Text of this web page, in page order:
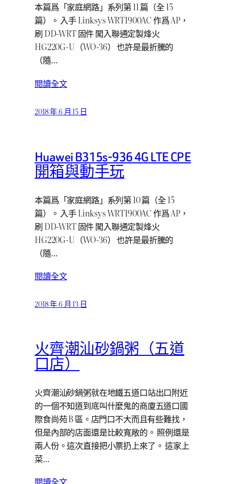
本篇爲「家庭網路」系列第 11 篇（全 15
篇）。 入手 Linksys WRT1900AC 作爲 AP，
刷 DD-WRT 固件 闖入聯通定製烽火
HG220G-U（WO-36） 也許是最折騰的
（隨…
閱讀全文
2018 年 6 月 15 日
Huawei B315s-936 4G LTE CPE
開箱與動手玩
本篇爲「家庭網路」系列第 10 篇（全 15
篇）。 入手 Linksys WRT1900AC 作爲 AP，
刷 DD-WRT 固件 闖入聯通定製烽火
HG220G-U（WO-36） 也許是最折騰的
（隨…
閱讀全文
2018 年 6 月 13 日
火齊潮汕砂鍋粥（五道
口店）
火齊潮汕砂鍋粥就在地鐵五道口站出口附近
的一個不知道到底叫什麼鬼的商廈五道口國
際食尚苑 B 區。店門口不大而且有些難找，
但是內部的店面還是比較寬敞的。 照例還是
兩人份。這次直接把小票扔上來了。 這家上
菜…
閱讀全文